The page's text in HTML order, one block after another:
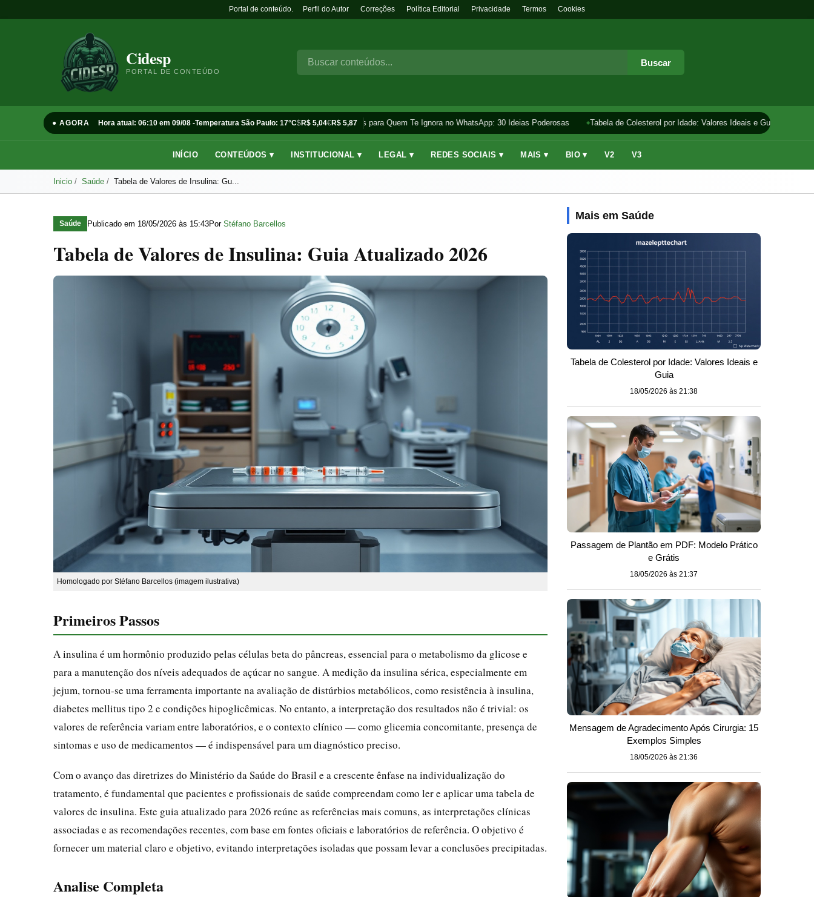
Portal de conteúdo. Perfil do Autor Correções Política Editorial Privacidade Termos Cookies
Cidesp
PORTAL DE CONTEÚDO
Buscar
● AGORA Hora atual: 06:10 em 09/08 -Temperatura São Paulo: 17°C$R$ 5,04€R$ 5,87
Frases para Quem Te Ignora no WhatsApp: 30 Ideias Poderosas Tabela de Colesterol por Idade: Valores Ideais e Guia
INÍCIO CONTEÚDOS ▾ INSTITUCIONAL ▾ LEGAL ▾ REDES SOCIAIS ▾ MAIS ▾ BIO ▾ V2 V3
Inicio Saúde Tabela de Valores de Insulina: Gu...
Saúde Publicado em 18/05/2026 às 15:43Por Stéfano Barcellos
Tabela de Valores de Insulina: Guia Atualizado 2026
Homologado por Stéfano Barcellos (imagem ilustrativa)
Primeiros Passos
A insulina é um hormônio produzido pelas células beta do pâncreas, essencial para o metabolismo da glicose e
para a manutenção dos níveis adequados de açúcar no sangue. A medição da insulina sérica, especialmente em
jejum, tornou-se uma ferramenta importante na avaliação de distúrbios metabólicos, como resistência à insulina,
diabetes mellitus tipo 2 e condições hipoglicêmicas. No entanto, a interpretação dos resultados não é trivial: os
valores de referência variam entre laboratórios, e o contexto clínico — como glicemia concomitante, presença de
sintomas e uso de medicamentos — é indispensável para um diagnóstico preciso.
Com o avanço das diretrizes do Ministério da Saúde do Brasil e a crescente ênfase na individualização do
tratamento, é fundamental que pacientes e profissionais de saúde compreendam como ler e aplicar uma tabela de
valores de insulina. Este guia atualizado para 2026 reúne as referências mais comuns, as interpretações clínicas
associadas e as recomendações recentes, com base em fontes oficiais e laboratórios de referência. O objetivo é
fornecer um material claro e objetivo, evitando interpretações isoladas que possam levar a conclusões precipitadas.
Analise Completa
Mais em Saúde
Tabela de Colesterol por Idade: Valores Ideais e
Guia
18/05/2026 às 21:38
Passagem de Plantão em PDF: Modelo Prático
e Grátis
18/05/2026 às 21:37
Mensagem de Agradecimento Após Cirurgia: 15
Exemplos Simples
18/05/2026 às 21:36